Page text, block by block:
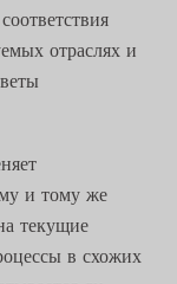
отраслях и
и тому же
текущие
в схожих